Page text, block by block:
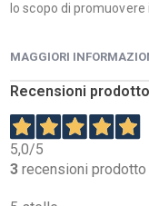
lo scopo di
MAGGIORI
Recensioni prodotto
5,0/5
3 recensioni prodotto